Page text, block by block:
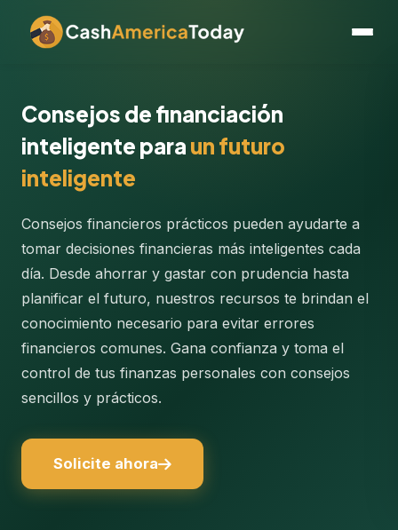
Consejos de financiación
inteligente para un futuro
inteligente
Consejos financieros prácticos pueden ayudarte a
tomar decisiones financieras más inteligentes cada
día. Desde ahorrar y gastar con prudencia hasta
planificar el futuro, nuestros recursos te brindan el
conocimiento necesario para evitar errores
financieros comunes. Gana confianza y toma el
control de tus finanzas personales con consejos
sencillos y prácticos.
Solicite ahora